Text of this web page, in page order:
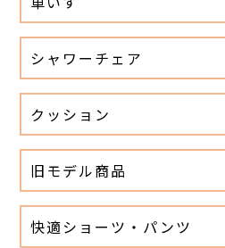
シャワーチェア
クッション
旧モデル商品
快適ショーツ・パンツ